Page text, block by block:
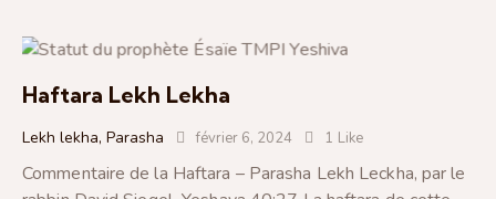
Haftara Lekh Lekha
Lekh lekha, Parasha février 6, 2024 1 Like
Commentaire de la Haftara – Parasha Lekh Leckha, par le